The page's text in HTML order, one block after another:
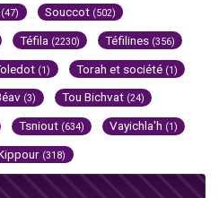
(47) Souccot (502)
Téfila (2230) Téfilines (356)
(1) Torah et société (1)
(3) Tou Bichvat (24)
Tsniout (634) Vayichla'h (1)
(318)